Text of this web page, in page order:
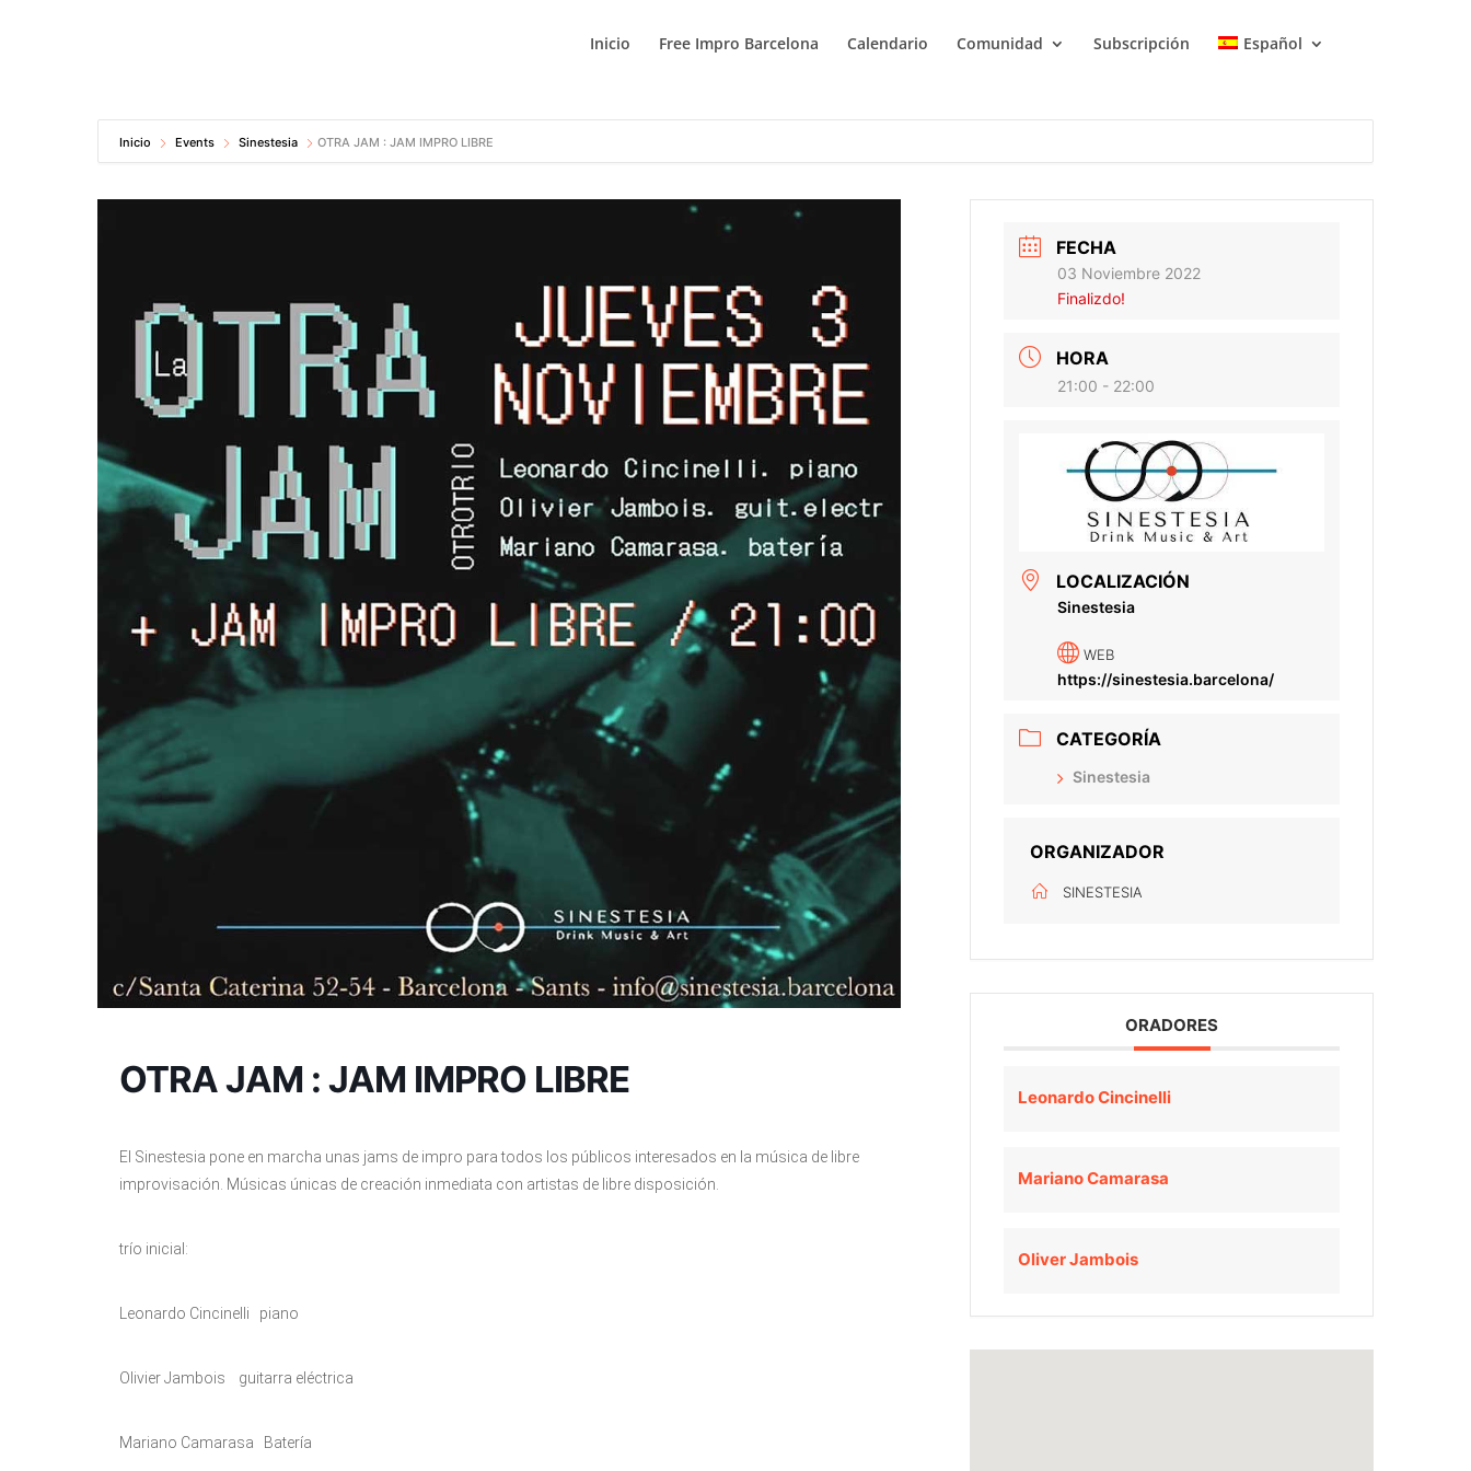
Inicio Free Impro Barcelona Calendario Comunidad Subscripción Español
Inicio Events Sinestesia OTRA JAM : JAM IMPRO LIBRE
OTRA JAM : JAM IMPRO LIBRE
El Sinestesia pone en marcha unas jams de impro para todos los públicos interesados ​​en la música de libre
improvisación. Músicas únicas de creación inmediata con artistas de libre disposición.
trío inicial:
Leonardo Cincinelli piano
Olivier Jambois guitarra eléctrica
Mariano Camarasa Batería
FECHA
03 Noviembre 2022
Finalizdo!
HORA
21:00 - 22:00
LOCALIZACIÓN
Sinestesia
WEB
https://sinestesia.barcelona/
CATEGORÍA
Sinestesia
ORGANIZADOR
SINESTESIA
ORADORES
Leonardo Cincinelli
Mariano Camarasa
Oliver Jambois